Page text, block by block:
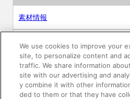
素材情報
建材製品情報 総合TOP
住宅向け
公共・商業施設向け
We use cookies to improve your
site, to personalize content and
traffic. We share information
site with our advertising and
y combine it with other
ded to them or that they have